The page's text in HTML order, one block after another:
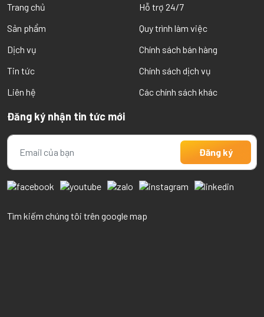
Trang chủ
Sản phẩm
Dịch vụ
Tin tức
Liên hệ
Hỗ trợ 24/7
Quy trình làm việc
Chính sách bán hàng
Chính sách dịch vụ
Các chính sách khác
Đăng ký nhận tin tức mới
Tìm kiếm chúng tôi trên google map